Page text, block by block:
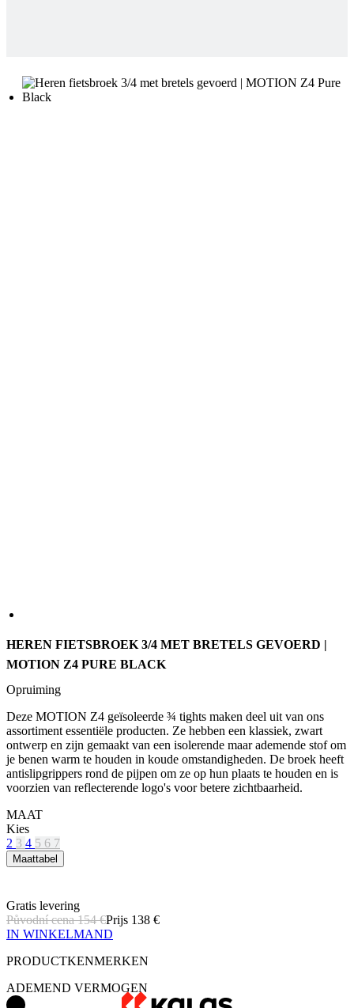
Opruiming
Deze MOTION Z4 geïsoleerde ¾ tights maken deel uit van ons
assortiment essentiële producten. Ze hebben een klassiek, zwart
je benen warm te houden in koude omstandigheden. De broek heeft
voorzien van reflecterende logo's voor betere zichtbaarheid.
MAAT
Kies
2 3 4 5 6 7
Maattabel
Gratis levering
Původní cena
IN WINKELMAND
ADEMEND VERMOGEN